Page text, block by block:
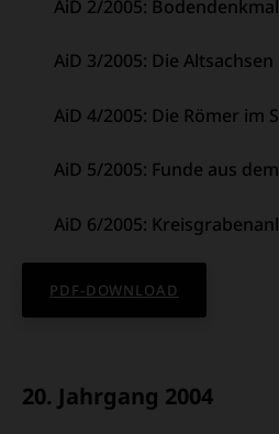
AiD 2/2005:
AiD 3/2005: Die Altsachsen
AiD 4/2005: Die Römer im
AiD 5/2005: Funde aus
AiD 6/2005:
PDF-DOWNLOAD
20. Jahrgang 2004